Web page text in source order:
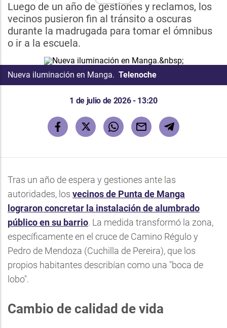
Luego de un año de gestiones y reclamos, los
vecinos pusieron fin al tránsito a oscuras
durante la madrugada para tomar el ómnibus
o ir a la escuela.
Nueva iluminación en Manga. Telenoche
1 de julio de 2026 - 13:20
Tras un año de espera y gestiones ante las
autoridades, los vecinos de Punta de Manga
lograron concretar la instalación de alumbrado
público en su barrio. La medida transformó la zona,
específicamente en el cruce de Camino Régulo y
Pedro de Mendoza (Cuchilla de Pereira), que los
propios habitantes describían como una "boca de
lobo".
Cambio de calidad de vida